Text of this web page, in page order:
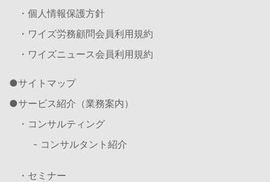
・個人情報保護方針
・ワイズ労務顧問会員利用規約
・ワイズニュース会員利用規約
サイトマップ
サービス紹介（業務案内）
・コンサルティング
- コンサルタント紹介
・セミナー